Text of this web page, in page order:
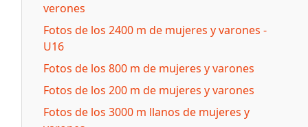
verones
Fotos de los 2400 m de mujeres y varones -
U16
Fotos de los 800 m de mujeres y varones
Fotos de los 200 m de mujeres y varones
Fotos de los 3000 m llanos de mujeres y